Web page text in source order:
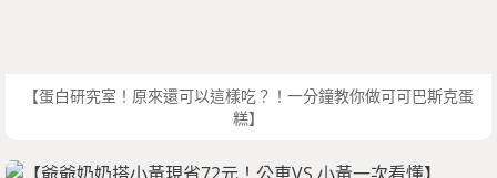
【蛋白研究室！原來還可以這樣吃？！一分鐘教你做可可巴斯克蛋
糕】